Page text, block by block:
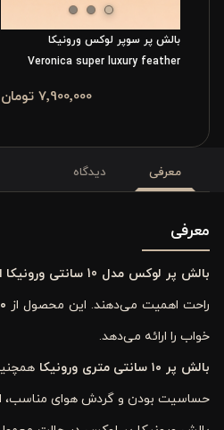
بالش پر سوپر لوکس ورونیکا
Veronica super luxury feather
7٬900٬000 تومان
معرفی دیدگاه
معرفی
بالش پر لوکس مدل 10 سانتی ورونیکا از برند Veronica
راحت اهمیت می‌دهند. این محصول از ۹۰٪
خواب را ارائه می‌دهد.
بالش پر ۱۰ سانتی‌ متری ورونیکا
حساسیت بودن و گردش هوای مناسب،